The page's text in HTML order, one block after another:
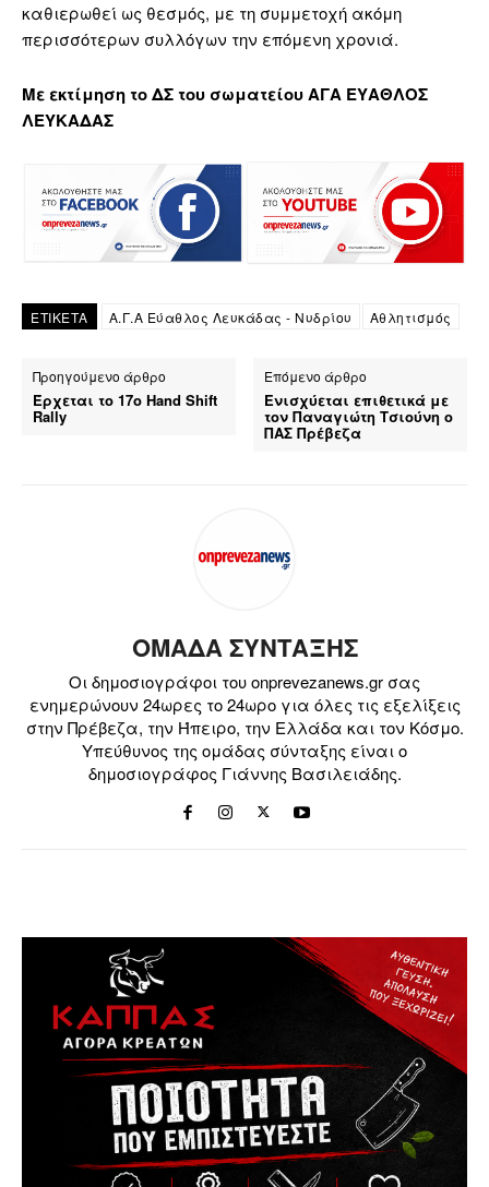
καθιερωθεί ως θεσμός, με τη συμμετοχή ακόμη
περισσότερων συλλόγων την επόμενη χρονιά.
Με εκτίμηση το ΔΣ του σωματείου ΑΓΑ ΕΥΑΘΛΟΣ
ΛΕΥΚΑΔΑΣ
ΕΤΙΚΕΤΑ Α.Γ.Α Εύαθλος Λευκάδας - Νυδρίου Αθλητισμός
Προηγούμενο άρθρο
Έρχεται το 17o Hand Shift
Rally
Επόμενο άρθρο
Ενισχύεται επιθετικά με
τον Παναγιώτη Τσιούνη ο
ΠΑΣ Πρέβεζα
ΟΜΑΔΑ ΣΥΝΤΑΞΗΣ
Οι δημοσιογράφοι του onprevezanews.gr σας
ενημερώνουν 24ωρες το 24ωρο για όλες τις εξελίξεις
στην Πρέβεζα, την Ήπειρο, την Ελλάδα και τον Κόσμο.
Υπεύθυνος της ομάδας σύνταξης είναι ο
δημοσιογράφος Γιάννης Βασιλειάδης.